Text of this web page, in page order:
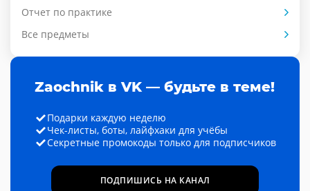
Отчет по практике
Все предметы
Zaochnik в VK — будьте в теме!
Подарки каждую неделю
Чек-листы, боты, лайфхаки для учёбы
Секретные промокоды только для подписчиков
ПОДПИШИСЬ НА КАНАЛ